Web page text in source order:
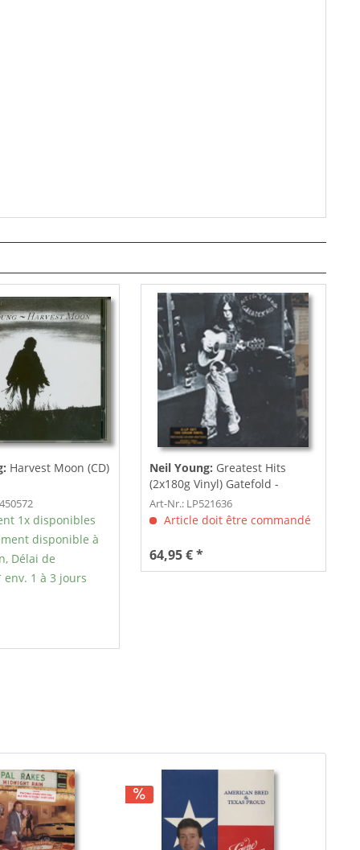
Harvest Moon (CD)
1x disponibles
disponible à
Délai de
1 à 3 jours
Neil Young: Greatest Hits
(2x180g Vinyl) Gatefold -
Klappco
Art-Nr.: LP521636
Article doit être commandé
64,95 € *